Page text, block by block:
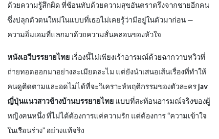
ด้วยความรู้สึกผิด ที่ซ้อนทับด้วยความสุขอันตราตรึงจากชายอีกคน
ซึ่งปลุกตัวตนใหม่ในแบบที่เธอไม่เคยรู้ว่ามีอยู่ในตัวมาก่อน —
ความอิ่มเอมที่แลกมาด้วยความสั่นคลอนของหัวใจ
หนังเอวีบรรยายไทย เรื่องนี้ไม่เพียงเร้าอารมณ์ด้วยฉากวาบหวิวที่
ถ่ายทอดออกมาอย่างละเมียดละไม แต่ยังนำเสนอเส้นเรื่องที่ทำให้
คนดูติดตามและอดไม่ได้ที่จะวิเคราะห์พฤติกรรมของตัวละคร jav
ญี่ปุ่นแนวสาวข้างบ้านบรรยายไทย แบบที่สะท้อนอารมณ์จริงของผู้
หญิงคนหนึ่ง ที่ไม่ได้ต้องการแค่ความรัก แต่ต้องการ “ความเข้าใจ
ในเรือนร่าง” อย่างแท้จริง